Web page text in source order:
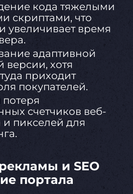
кода тяжелыми
скриптами, что
увеличивает время
адаптивной
версии, хотя
приходит
покупателей.
счетчиков веб-
и пикселей для
и SEO
портала